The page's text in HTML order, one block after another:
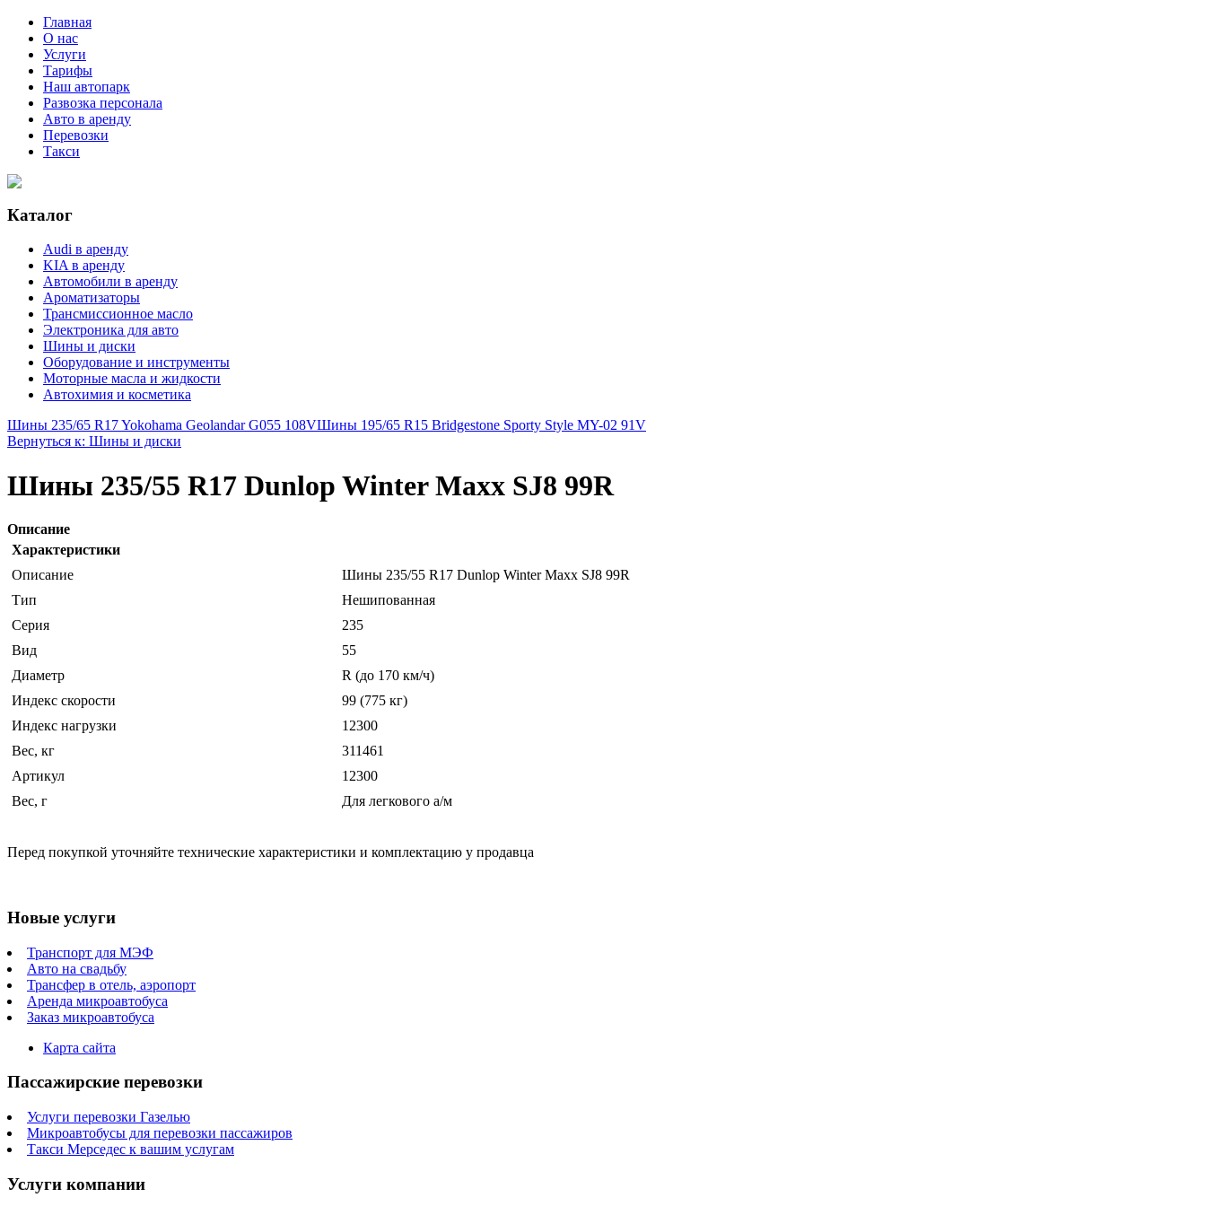
Главная
О нас
Услуги
Тарифы
Наш автопарк
Развозка персонала
Авто в аренду
Перевозки
Такси
Каталог
Audi в аренду
KIA в аренду
Автомобили в аренду
Ароматизаторы
Трансмиссионное масло
Электроника для авто
Шины и диски
Оборудование и инструменты
Моторные масла и жидкости
Автохимия и косметика
Шины 235/65 R17 Yokohama Geolandar G055 108VШины 195/65 R15 Bridgestone Sporty Style MY-02 91V
Вернуться к: Шины и диски
Шины 235/55 R17 Dunlop Winter Maxx SJ8 99R
Описание
Характеристики
Описание
Шины 235/55 R17 Dunlop Winter Maxx SJ8 99R
Тип
Нешипованная
Серия
235
Вид
55
Диаметр
R (до 170 км/ч)
Индекс скорости
99 (775 кг)
Индекс нагрузки
12300
Вес, кг
311461
Артикул
12300
Вес, г
Для легкового а/м
Перед покупкой уточняйте технические характеристики и комплектацию у продавца
Новые услуги
Транспорт для МЭФ
Авто на свадьбу
Трансфер в отель, аэропорт
Аренда микроавтобуса
Заказ микроавтобуса
Карта сайта
Пассажирские перевозки
Услуги перевозки Газелью
Микроавтобусы для перевозки пассажиров
Такси Мерседес к вашим услугам
Услуги компании